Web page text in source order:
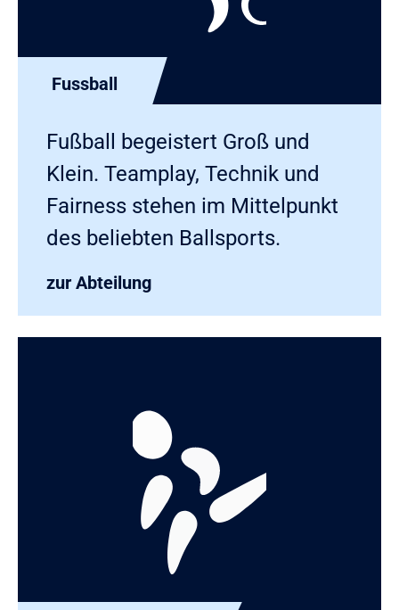
Fussball
Fußball begeistert Groß und
Klein. Teamplay, Technik und
Fairness stehen im Mittelpunkt
des beliebten Ballsports.
zur Abteilung